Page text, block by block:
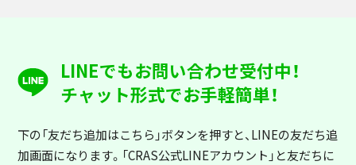
LINEでもお問い合わせ受付中！
チャット形式でお手軽簡単！
下の「友だち追加はこちら」ボタンを押すと、LINEの友だち追
加画面になります。「CRAS公式LINEアカウント」と友だちに